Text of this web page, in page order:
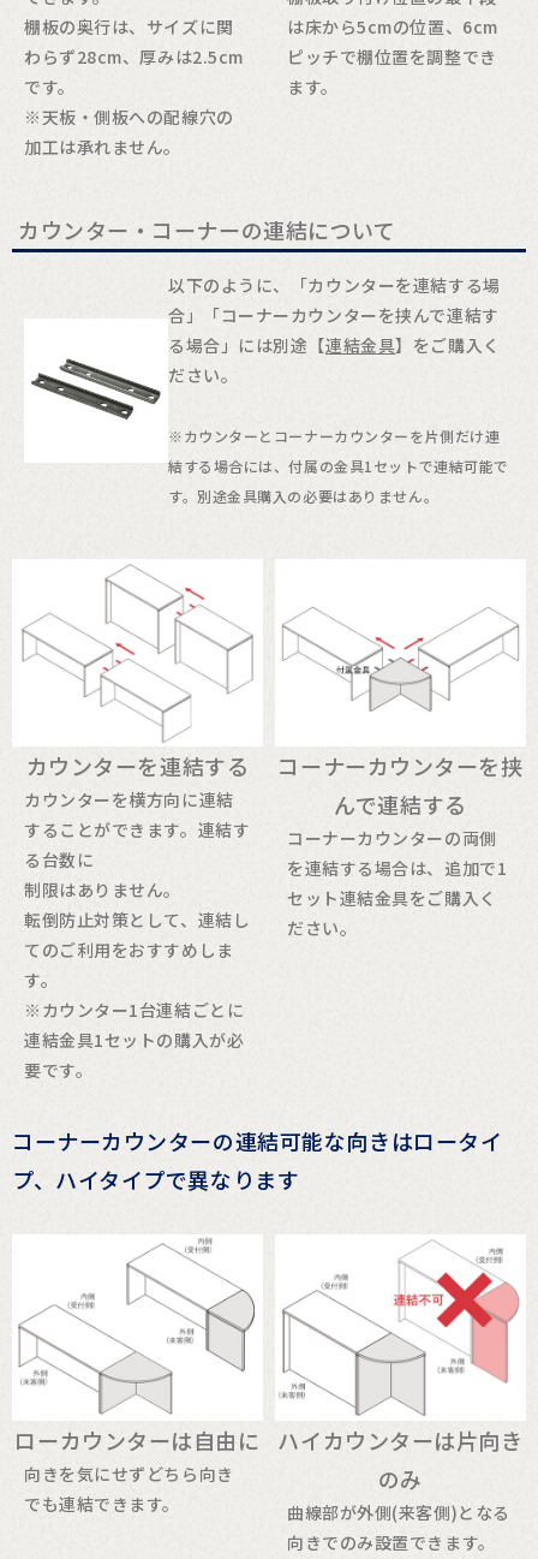
棚板の奥行は、サイズに関
わらず28cm、厚みは2.5cm
です。
※天板・側板への配線穴の
加工は承れません。
は床から5cmの位置、6cm
ピッチで棚位置を調整でき
ます。
カウンター・コーナーの連結について
以下のように、「カウンターを連結する場
合」「コーナーカウンターを挟んで連結す
る場合」には別途【連結金具】をご購入く
ださい。
※カウンターとコーナーカウンターを片側だけ連
結する場合には、付属の金具1セットで連結可能で
す。別途金具購入の必要はありません。
カウンターを連結する
カウンターを横方向に連結
することができます。連結す
る台数に
制限はありません。
転倒防止対策として、連結し
てのご利用をおすすめしま
す。
※カウンター1台連結ごとに
連結金具1セットの購入が必
要です。
コーナーカウンターを挟
んで連結する
コーナーカウンターの両側
を連結する場合は、追加で1
セット連結金具をご購入く
ださい。
コーナーカウンターの連結可能な向きはロータイ
プ、ハイタイプで異なります
ローカウンターは自由に
向きを気にせずどちら向き
でも連結できます。
ハイカウンターは片向き
のみ
曲線部が外側(来客側)となる
向きでのみ設置できます。